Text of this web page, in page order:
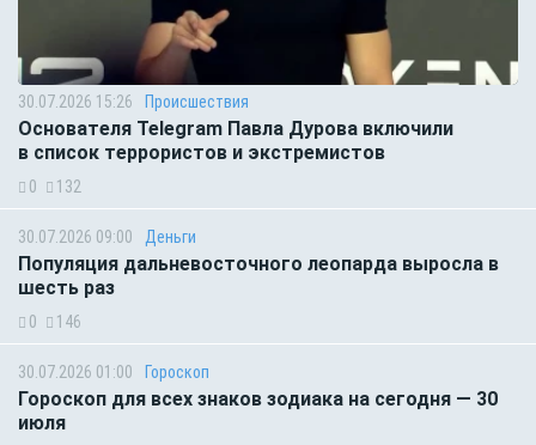
30.07.2026 15:26 Происшествия
Основателя Telegram Павла Дурова включили
в список террористов и экстремистов
0 132
30.07.2026 09:00 Деньги
Популяция дальневосточного леопарда выросла в
шесть раз
0 146
30.07.2026 01:00 Гороскоп
Гороскоп для всех знаков зодиака на сегодня — 30
июля